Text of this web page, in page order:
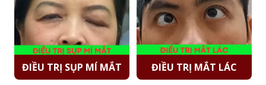
ĐIỀU TRỊ SỤP MÍ MẮT ĐIỀU TRỊ MẮT LÁC